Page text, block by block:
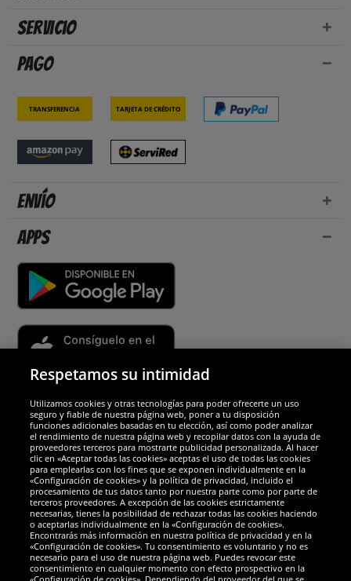
Servicio
Pago
Transferencia Tarjeta de crédito
Envío
Apps
Socios y seguridad
Galardones
Respetamos su intimidad
Utilizamos cookies y otras tecnologías para poder ofrecerte un uso
seguro y fiable de nuestra página web, poner a tu disposición
funciones adicionales basadas en tu elección, así como poder analizar
el rendimiento de nuestra página web y recopilar datos con la ayuda de
proveedores terceros para mostrarte publicidad personalizada. Al hacer
clic en «Aceptar todas las cookies» aceptas el uso de todas las cookies
para emplearlas con los fines que se exponen individualmente en la
«Configuración de cookies» y la política de privacidad, incluido el
procesamiento de tus datos tanto por nuestra parte como por parte de
terceros proveedores. A excepción de las cookies estrictamente
necesarias, tienes la posibilidad de rechazar todas las cookies haciendo
o aceptarlas individualmente en la «Configuración de cookies».
Encontrarás más información en nuestra política de privacidad y en la
«Configuración de cookies». Tu consentimiento es voluntario y no es
necesario para el uso de nuestra página web. Puedes revocar este
consentimiento en cualquier momento con efecto prospectivo en la